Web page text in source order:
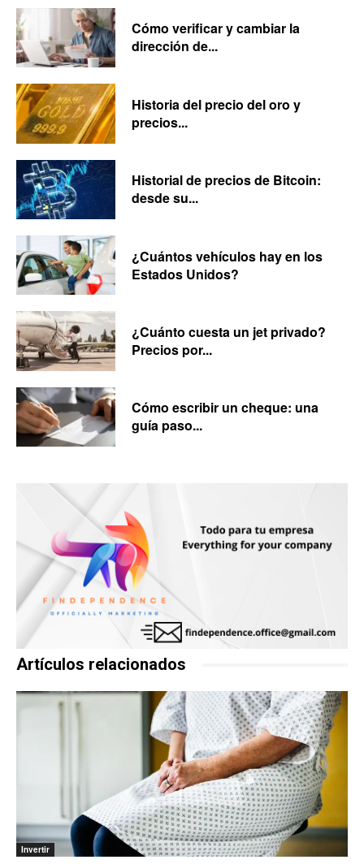
Cómo verificar y cambiar la
dirección de...
Historia del precio del oro y
precios...
Historial de precios de Bitcoin:
desde su...
¿Cuántos vehículos hay en los
Estados Unidos?
¿Cuánto cuesta un jet privado?
Precios por...
Cómo escribir un cheque: una
guía paso...
Artículos relacionados
Invertir